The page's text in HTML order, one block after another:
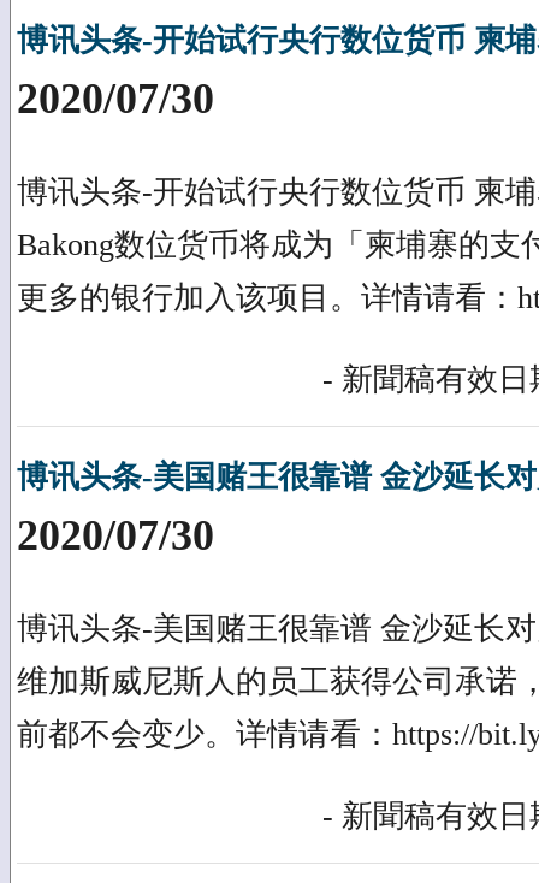
博讯头条-开始试行央行数位货币 柬
2020/07/30
博讯头条-开始试行央行数位货币 柬
Bakong数位货币将成为「柬埔寨的支
更多的银行加入该项目。详情请看：
- 新聞稿有效日
博讯头条-美国赌王很靠谱 金沙延长
2020/07/30
博讯头条-美国赌王很靠谱 金沙延长
维加斯威尼斯人的员工获得公司承诺
前都不会变少。详情请看：https://
- 新聞稿有效日